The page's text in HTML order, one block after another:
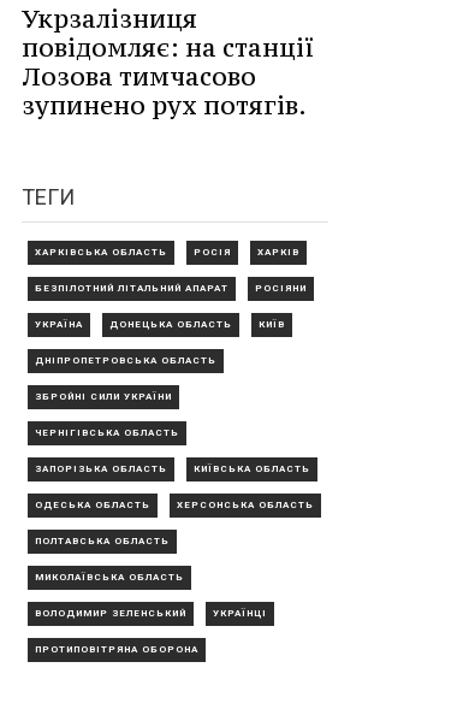
Укрзалізниця
повідомляє: на станції
Лозова тимчасово
зупинено рух потягів.
ТЕГИ
ХАРКІВСЬКА ОБЛАСТЬ РОСІЯ ХАРКІВ
БЕЗПІЛОТНИЙ ЛІТАЛЬНИЙ АПАРАТ РОСІЯНИ
УКРАЇНА ДОНЕЦЬКА ОБЛАСТЬ КИЇВ
ДНІПРОПЕТРОВСЬКА ОБЛАСТЬ
ЗБРОЙНІ СИЛИ УКРАЇНИ
ЧЕРНІГІВСЬКА ОБЛАСТЬ
ЗАПОРІЗЬКА ОБЛАСТЬ КИЇВСЬКА ОБЛАСТЬ
ОДЕСЬКА ОБЛАСТЬ ХЕРСОНСЬКА ОБЛАСТЬ
ПОЛТАВСЬКА ОБЛАСТЬ
МИКОЛАЇВСЬКА ОБЛАСТЬ
ВОЛОДИМИР ЗЕЛЕНСЬКИЙ УКРАЇНЦІ
ПРОТИПОВІТРЯНА ОБОРОНА